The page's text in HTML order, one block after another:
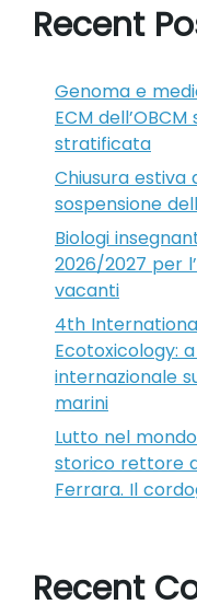
Recent
Genoma e
ECM
stratificata
Chiusura estiva
sospensione
Biologi
2026/2027 per
vacanti
4th
Ecotoxicology:
internazionale
marini
Lutto nel
storico rettore
Ferrara. Il
Recent